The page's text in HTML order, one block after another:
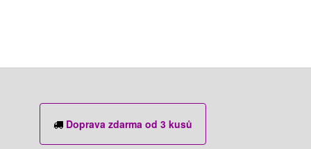
Doprava zdarma od 3 kusů